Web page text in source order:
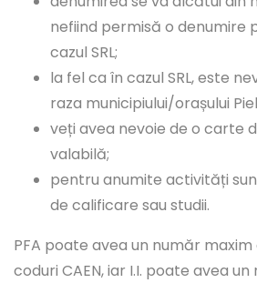
nefiind permisă o denumire
cazul SRL;
la fel ca în cazul SRL, este
raza municipiului/orașului
veți avea nevoie de o carte
valabilă;
pentru anumite activități
de calificare sau studii.
PFA poate avea un număr maxim
coduri CAEN, iar I.I. poate avea